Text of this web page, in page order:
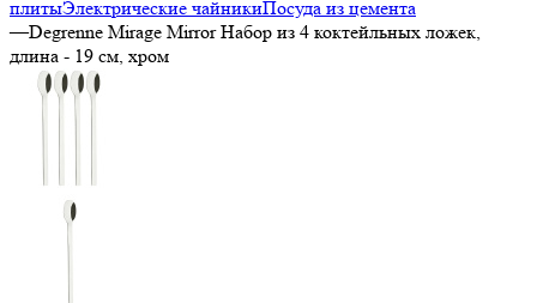
плитыЭлектрические чайникиПосуда из цемента
—Degrenne Mirage Mirror Набор из 4 коктейльных ложек,
длина - 19 см, хром